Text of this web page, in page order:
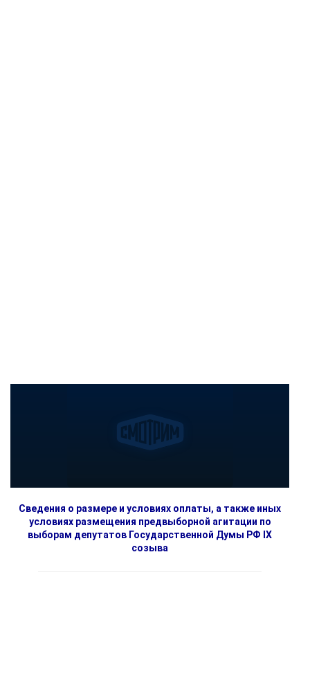
Сведения о размере и условиях оплаты, а также иных
условиях размещения предвыборной агитации по
выборам депутатов Государственной Думы РФ IX
созыва